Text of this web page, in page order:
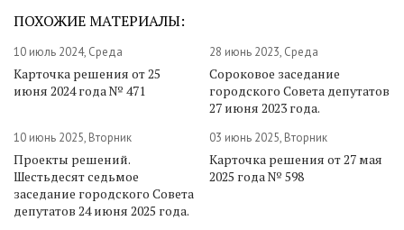
ПОХОЖИЕ МАТЕРИАЛЫ:
10 июль 2024, Среда
Карточка решения от 25
июня 2024 года № 471
28 июнь 2023, Среда
Сороковое заседание
городского Совета депутатов
27 июня 2023 года.
10 июнь 2025, Вторник
Проекты решений.
Шестьдесят седьмое
заседание городского Совета
депутатов 24 июня 2025 года.
03 июнь 2025, Вторник
Карточка решения от 27 мая
2025 года № 598